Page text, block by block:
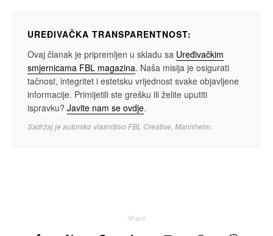
UREĐIVAČKA TRANSPARENTNOST:
Ovaj članak je pripremljen u skladu sa Uređivačkim
smjernicama FBL magazina. Naša misija je osigurati
tačnost, integritet i estetsku vrijednost svake objavljene
informacije. Primijetili ste grešku ili želite uputiti
ispravku? Javite nam se ovdje.
Sadržaj je autorsko vlasništvo FBL Creative, Mannheim.
Share